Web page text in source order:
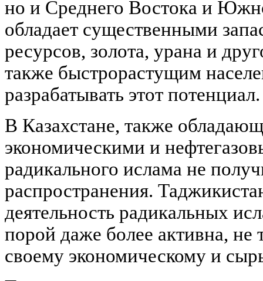
но и Среднего Востока и
обладает существенными
ресурсов, золота, урана и
также быстрорастущим
разрабатывать этот потенциал.
В Казахстане, также
экономическими и
радикального ислама не
распространения.
деятельность радикальных
порой даже более активна, не
своему экономическому и